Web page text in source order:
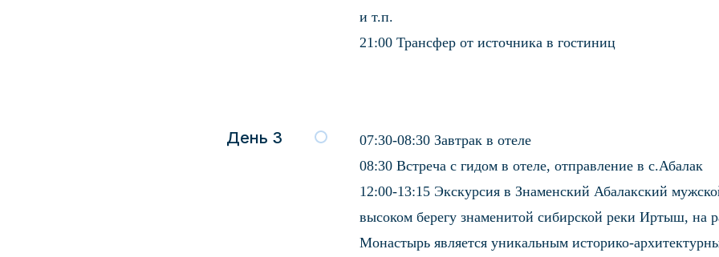
и т.п.
21:00 Трансфер от источника в гостиниц
День 3
07:30-08:30 Завтрак в отеле
08:30 Встреча с гидом в отеле, отправление в с.Абалак
12:00-13:15 Экскурсия в Знаменский Абалакский
высоком берегу знаменитой сибирской реки Иртыш, на
Монастырь является уникальным историко-